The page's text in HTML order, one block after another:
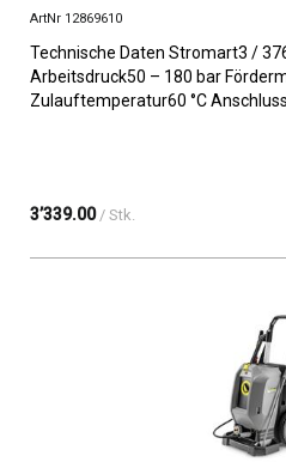
ArtNr 12869610
Technische Daten Stromart3 /
Arbeitsdruck50 – 180 bar
Zulauftemperatur60 °C
3’339.00 / Stk.